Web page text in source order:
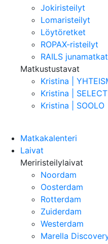
Jokiristeilyt
Lomaristeilyt
Löytöretket
ROPAX-risteilyt
RAILS junamatkat
Matkustustavat
Kristina |
Kristina | SELECT
Kristina | SOOLO
Matkakalenteri
Laivat
Meriristeilylaivat
Noordam
Oosterdam
Rotterdam
Zuiderdam
Westerdam
Marella